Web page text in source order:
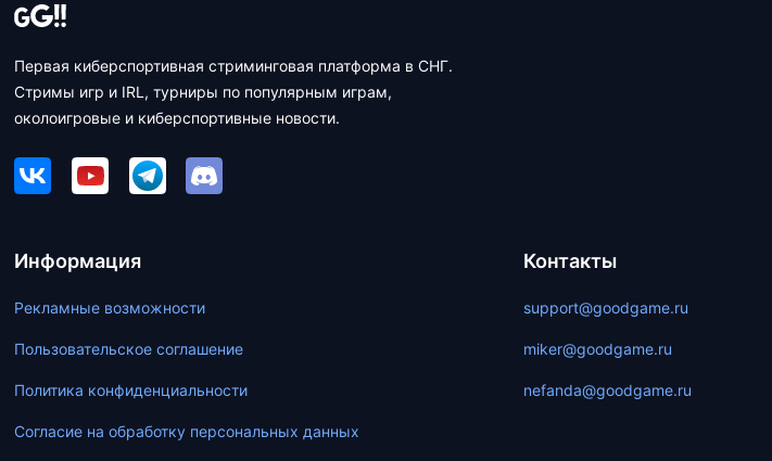
Первая киберспортивная стриминговая платформа в СНГ.
Стримы игр и IRL, турниры по популярным играм,
околоигровые и киберспортивные новости.
Информация
Рекламные возможности
Пользовательское соглашение
Политика конфиденциальности
Согласие на обработку персональных данных
Контакты
support@goodgame.ru
miker@goodgame.ru
nefanda@goodgame.ru